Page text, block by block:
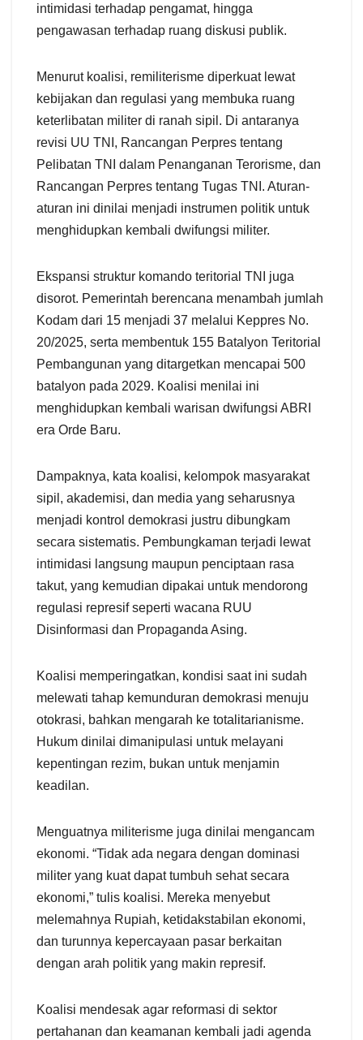
intimidasi terhadap pengamat, hingga
pengawasan terhadap ruang diskusi publik.
Menurut koalisi, remiliterisme diperkuat lewat
kebijakan dan regulasi yang membuka ruang
keterlibatan militer di ranah sipil. Di antaranya
revisi UU TNI, Rancangan Perpres tentang
Pelibatan TNI dalam Penanganan Terorisme, dan
Rancangan Perpres tentang Tugas TNI. Aturan-
aturan ini dinilai menjadi instrumen politik untuk
menghidupkan kembali dwifungsi militer.
Ekspansi struktur komando teritorial TNI juga
disorot. Pemerintah berencana menambah jumlah
Kodam dari 15 menjadi 37 melalui Keppres No.
20/2025, serta membentuk 155 Batalyon Teritorial
Pembangunan yang ditargetkan mencapai 500
batalyon pada 2029. Koalisi menilai ini
menghidupkan kembali warisan dwifungsi ABRI
era Orde Baru.
Dampaknya, kata koalisi, kelompok masyarakat
sipil, akademisi, dan media yang seharusnya
menjadi kontrol demokrasi justru dibungkam
secara sistematis. Pembungkaman terjadi lewat
intimidasi langsung maupun penciptaan rasa
takut, yang kemudian dipakai untuk mendorong
regulasi represif seperti wacana RUU
Disinformasi dan Propaganda Asing.
Koalisi memperingatkan, kondisi saat ini sudah
melewati tahap kemunduran demokrasi menuju
otokrasi, bahkan mengarah ke totalitarianisme.
Hukum dinilai dimanipulasi untuk melayani
kepentingan rezim, bukan untuk menjamin
keadilan.
Menguatnya militerisme juga dinilai mengancam
ekonomi. “Tidak ada negara dengan dominasi
militer yang kuat dapat tumbuh sehat secara
ekonomi,” tulis koalisi. Mereka menyebut
melemahnya Rupiah, ketidakstabilan ekonomi,
dan turunnya kepercayaan pasar berkaitan
dengan arah politik yang makin represif.
Koalisi mendesak agar reformasi di sektor
pertahanan dan keamanan kembali jadi agenda